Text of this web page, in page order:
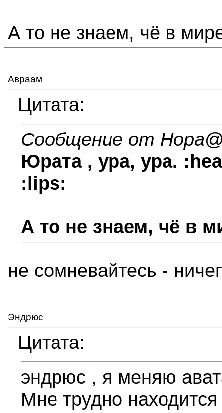
А то не знаем, чё в
Авраам
Цитата:
Сообщение от Нора
Юрата, ура, ура.
:lips:
А то не знаем, чё в
не сомневайтесь -
Эндрюс
Цитата:
эндрюс , я меняю
Мне трудно